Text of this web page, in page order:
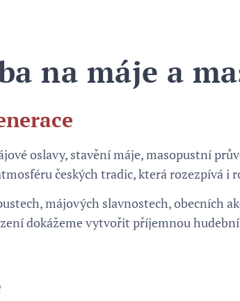
na máje a
oslavy, stavění máje, masopustní
českých tradic, která rozezpívá i
májových slavnostech, obecních
dokážeme vytvořit příjemnou